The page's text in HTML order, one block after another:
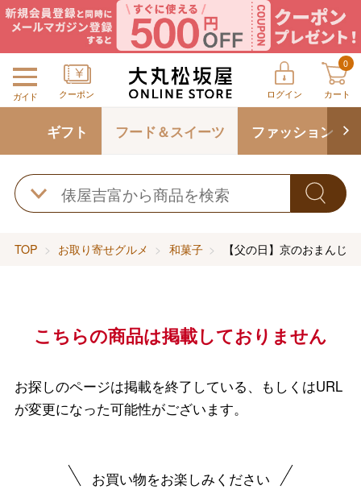
ガイド クーポン ログイン
0
カート
ギフト フード＆スイーツ ファッション
TOP お取り寄せグルメ 和菓子 【父の日】京のおまん
こちらの商品は掲載しておりません
お探しのページは掲載を終了している、もしくはURL
が変更になった可能性がございます。
お買い物をお楽しみください